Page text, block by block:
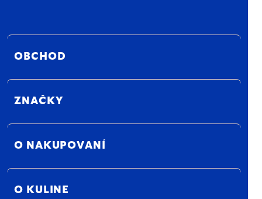
OBCHOD
ZNAČKY
O NAKUPOVANÍ
O KULINE